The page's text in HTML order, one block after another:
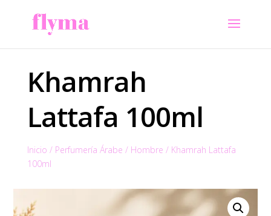
Khamrah
Lattafa 100ml
Inicio / Perfumería Árabe / Hombre / Khamrah Lattafa
100ml